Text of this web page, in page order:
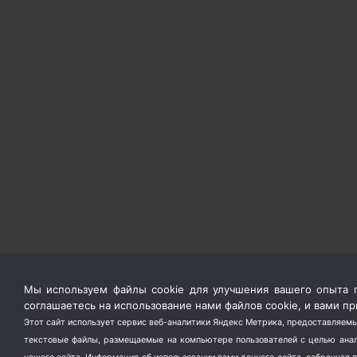
Мы используем файлы cookie для улучшения вашего опыта
соглашаетесь на использование нами файлов cookie, и вами
Этот сайт использует сервис веб-аналитики Яндекс Метрика,
текстовые файлы, размещаемые на компьютере пользователей с целью